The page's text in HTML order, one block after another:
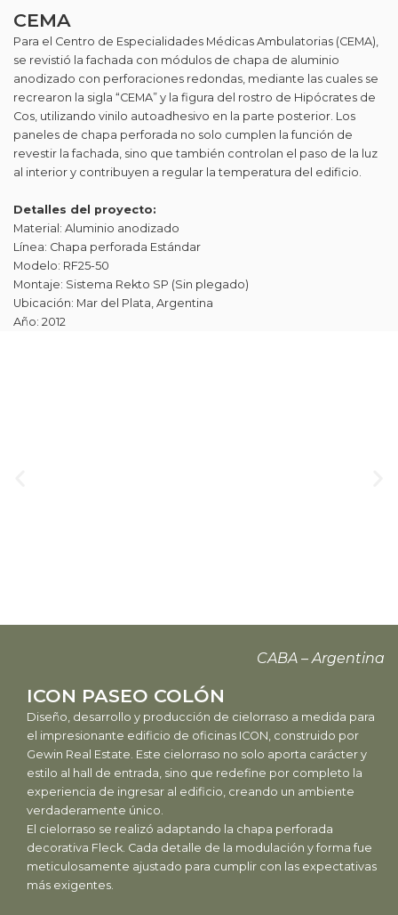
CEMA
Para el Centro de Especialidades Médicas Ambulatorias (CEMA),
se revistió la fachada con módulos de chapa de aluminio
anodizado con perforaciones redondas, mediante las cuales se
recrearon la sigla “CEMA” y la figura del rostro de Hipócrates de
Cos, utilizando vinilo autoadhesivo en la parte posterior. Los
paneles de chapa perforada no solo cumplen la función de
revestir la fachada, sino que también controlan el paso de la luz
al interior y contribuyen a regular la temperatura del edificio.
Detalles del proyecto:
Material: Aluminio anodizado
Línea: Chapa perforada Estándar
Modelo: RF25-50
Montaje: Sistema Rekto SP (Sin plegado)
Ubicación: Mar del Plata, Argentina
Año: 2012
CABA – Argentina
ICON PASEO COLÓN
Diseño, desarrollo y producción de cielorraso a medida para
el impresionante edificio de oficinas ICON, construido por
Gewin Real Estate. Este cielorraso no solo aporta carácter y
estilo al hall de entrada, sino que redefine por completo la
experiencia de ingresar al edificio, creando un ambiente
verdaderamente único.
El cielorraso se realizó adaptando la chapa perforada
decorativa Fleck. Cada detalle de la modulación y forma fue
meticulosamente ajustado para cumplir con las expectativas
más exigentes.